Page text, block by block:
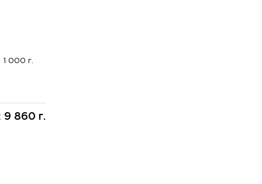
1 000 г.
9 860 г.